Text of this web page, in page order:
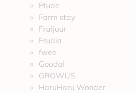
Etude
Farm stay
Fraijour
Frudia
fwee
Goodal
GROWUS
HaruHaru Wonder